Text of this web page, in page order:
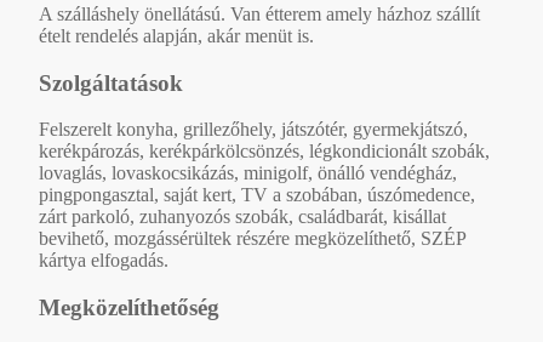
A szálláshely önellátású. Van étterem amely házhoz szállít
ételt rendelés alapján, akár menüt is.
Szolgáltatások
Felszerelt konyha, grillezőhely, játszótér, gyermekjátszó,
kerékpározás, kerékpárkölcsönzés, légkondicionált szobák,
lovaglás, lovaskocsikázás, minigolf, önálló vendégház,
pingpongasztal, saját kert, TV a szobában, úszómedence,
zárt parkoló, zuhanyozós szobák, családbarát, kisállat
bevihető, mozgássérültek részére megközelíthető, SZÉP
kártya elfogadás.
Megközelíthetőség